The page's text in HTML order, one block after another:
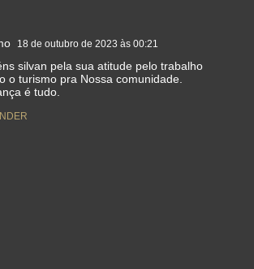
18 de outubro de 2023 às 00:21
silvan pela sua atitude pelo trabalho
o turismo pra Nossa comunidade.
é tudo.